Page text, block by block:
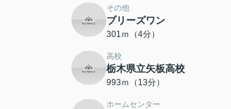
その他
ブリーズワン
301ｍ（4分）
高校
栃木県立矢板高校
993ｍ（13分）
ホームセンター